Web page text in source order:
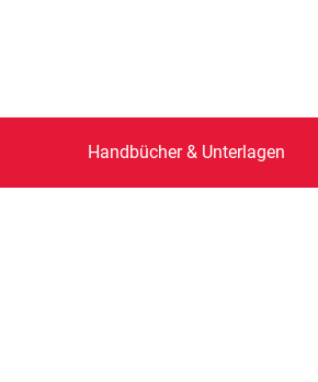
Handbücher & Unterlagen